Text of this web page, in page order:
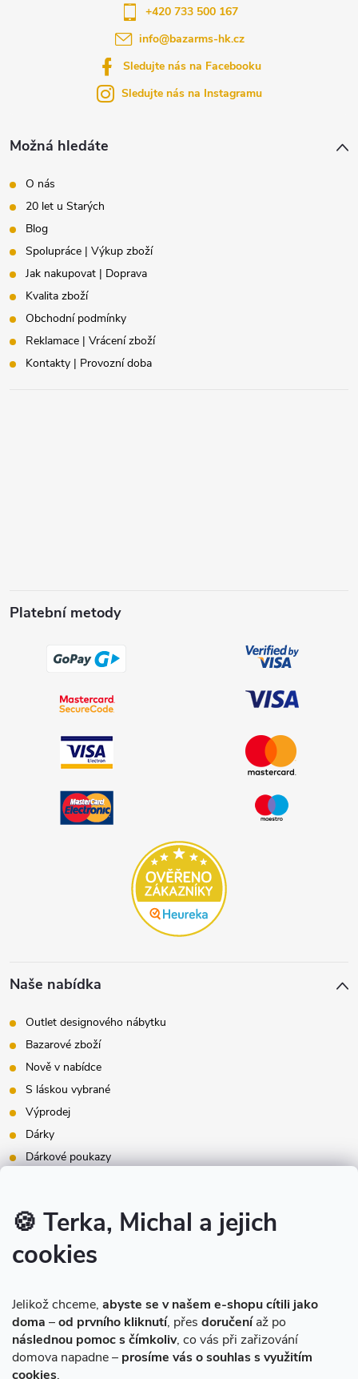
🍪 Terka, Michal a jejich
cookies
Jelikož chceme, abyste se v našem e-shopu cítili jako
doma –od prvního kliknutí, přes doručeníaž po
následnou pomoc s čímkoliv, co vás při zařizování
domova napadne – prosíme vás o souhlas s využitím
cookies.
Možná hledáte
O nás
20 let u Starých
Blog
Spolupráce | Výkup zboží
Jak nakupovat | Doprava
Kvalita zboží
Obchodní podmínky
Reklamace | Vrácení zboží
Kontakty | Provozní doba
Platební metody
Naše nabídka
Outlet designového nábytku
Bazarové zboží
Nově v nabídce
S láskou vybrané
Výprodej
Dárky
Dárkové poukazy
info@bazarms-hk.cz
+420 733 500 167
Sledujte nás na Facebooku
Sledujte nás na Instagramu
Instagram